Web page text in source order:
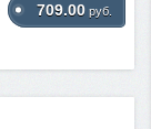
709.00 руб.